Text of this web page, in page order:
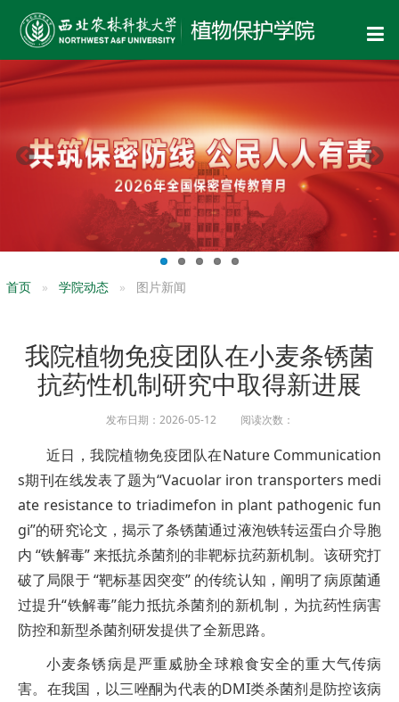
首页 学院动态 图片新闻
我院植物免疫团队在小麦条锈菌
抗药性机制研究中取得新进展
发布日期：2026-05-12 阅读次数：
近日，我院植物免疫团队在Nature Communication
s期刊在线发表了题为“Vacuolar iron transporters medi
ate resistance to triadimefon in plant pathogenic fun
gi”的研究论文，揭示了条锈菌通过液泡铁转运蛋白介导胞
内 “铁解毒” 来抵抗杀菌剂的非靶标抗药新机制。该研究打
破了局限于 “靶标基因突变” 的传统认知，阐明了病原菌通
过提升“铁解毒”能力抵抗杀菌剂的新机制，为抗药性病害
防控和新型杀菌剂研发提供了全新思路。
小麦条锈病是严重威胁全球粮食安全的重大气传病
害。在我国，以三唑酮为代表的DMI类杀菌剂是防控该病